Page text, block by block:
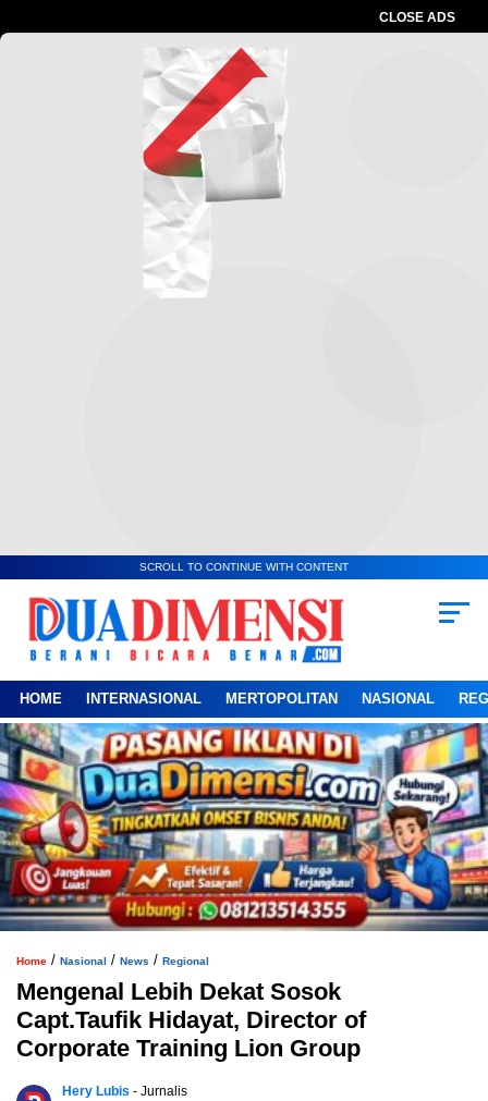
CLOSE ADS
SCROLL TO CONTINUE WITH CONTENT
HOME INTERNASIONAL MERTOPOLITAN NASIONAL
Home / Nasional / News / Regional
Mengenal Lebih Dekat Sosok
Capt.Taufik Hidayat, Director of
Corporate Training Lion Group
Hery Lubis - Jurnalis